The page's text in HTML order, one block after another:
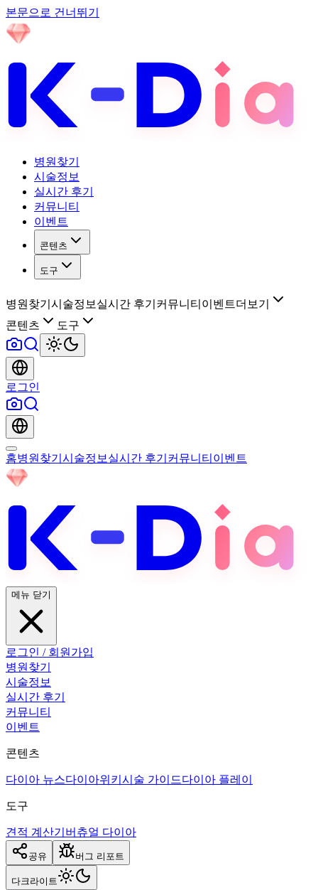
본문으로 건너뛰기
병원찾기
시술정보
실시간 후기
커뮤니티
이벤트
콘텐츠
도구
병원찾기 시술정보 실시간 후기 커뮤니티 이벤트더보기
콘텐츠
도구
로그인
홈병원찾기 시술정보 실시간 후기 커뮤니티 이벤트
메뉴 닫기
로그인 / 회원가입
병원찾기
시술정보
실시간 후기
커뮤니티
이벤트
콘텐츠
다이아 뉴스다이아위키 시술 가이드다이아 플레이
도구
견적 계산기 버츄얼 다이아
공유 버그 리포트
다크 라이트